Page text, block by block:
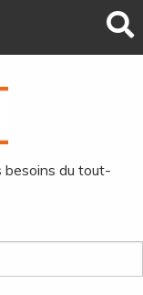
besoins du tout-